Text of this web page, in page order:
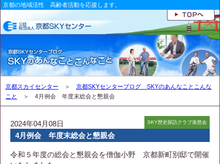
京都の地域活性 高齢者活動を応援します。
京都スカイセンター ＞ 京都SKYセンターブログ SKYのあんなことこんな
こと
＞ 4月例会 年度末総会と懇親会
2024年04月08日 SKY歴史探訪クラブ洛悠会
4月例会 年度末総会と懇親会
令和５年度の総会と懇親会を僧伽小野 京都新町別邸で開催